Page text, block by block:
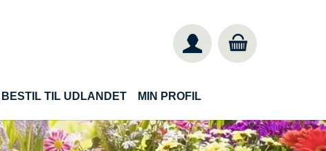
BESTIL TIL UDLANDET MIN PROFIL